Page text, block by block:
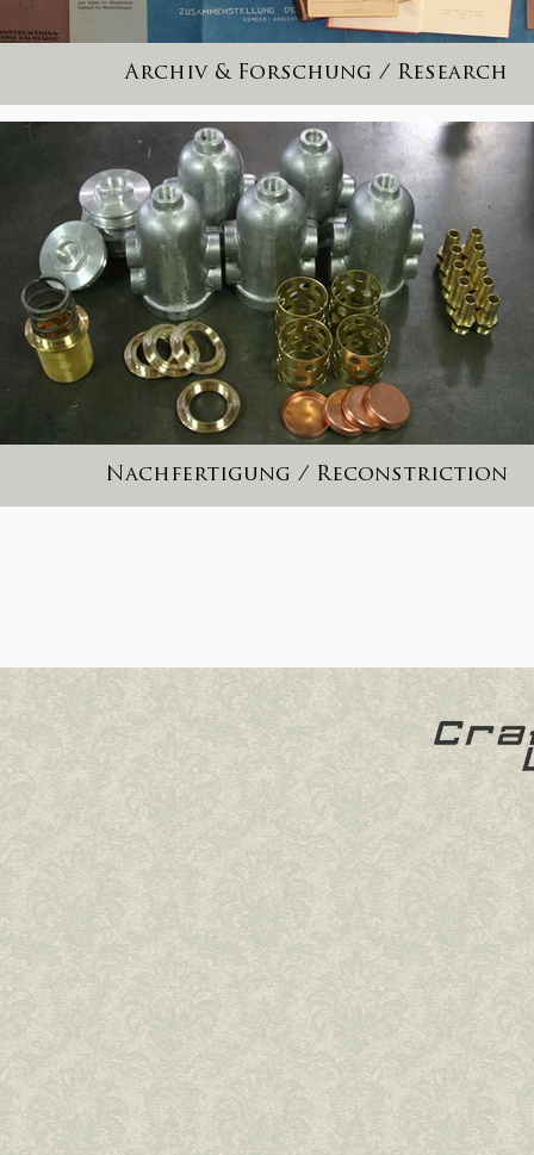
Archiv & Forschung / Research
Nachfertigung / Reconstriction